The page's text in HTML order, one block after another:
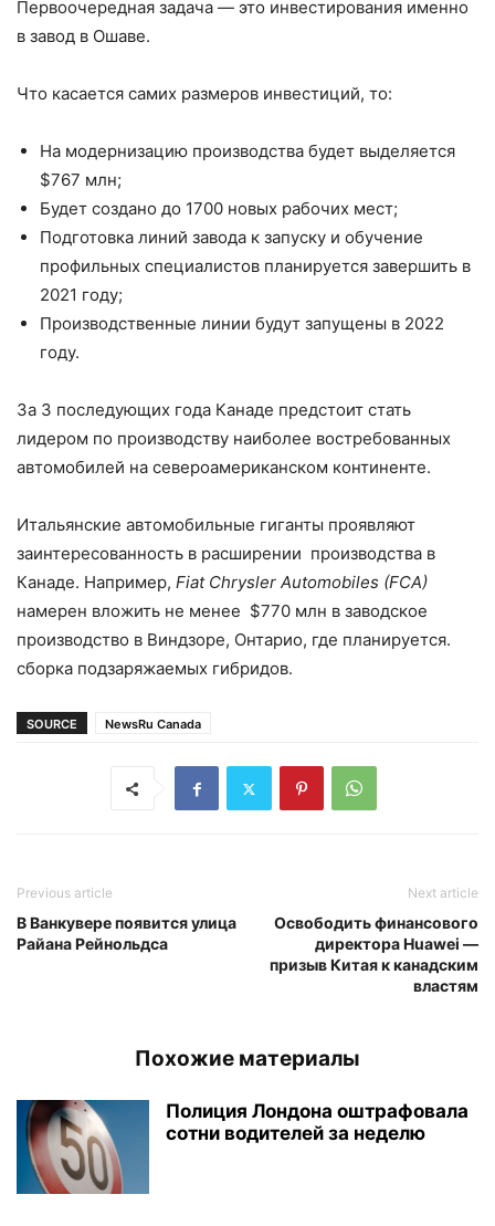
Первоочередная задача — это инвестирования именно
в завод в Ошаве.
Что касается самих размеров инвестиций, то:
На модернизацию производства будет выделяется
$767 млн;
Будет создано до 1700 новых рабочих мест;
Подготовка линий завода к запуску и обучение
профильных специалистов планируется завершить в
2021 году;
Производственные линии будут запущены в 2022
году.
За 3 последующих года Канаде предстоит стать
лидером по производству наиболее востребованных
автомобилей на североамериканском континенте.
Итальянские автомобильные гиганты проявляют
заинтересованность в расширении производства в
Канаде. Например, Fiat Chrysler Automobiles (FCA)
намерен вложить не менее $770 млн в заводское
производство в Виндзоре, Онтарио, где планируется.
сборка подзаряжаемых гибридов.
SOURCE NewsRu Canada
Previous article
В Ванкувере появится улица
Райана Рейнольдса
Next article
Освободить финансового
директора Huawei —
призыв Китая к канадским
властям
Похожие материалы
Полиция Лондона оштрафовала
сотни водителей за неделю